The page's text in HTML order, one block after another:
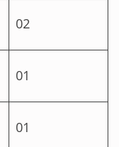
02
01
01